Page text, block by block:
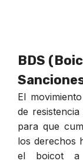
BDS
El
de
para que
los derechos
el boicot a